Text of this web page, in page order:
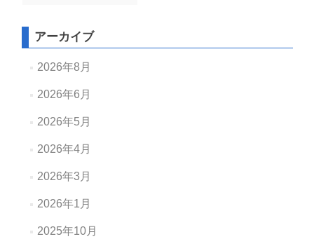
アーカイブ
2026年8月
2026年6月
2026年5月
2026年4月
2026年3月
2026年1月
2025年10月